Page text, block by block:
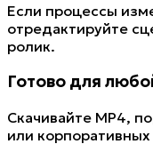
Если процессы
отредактируйте
ролик.
Готово для
Скачивайте MP4,
или